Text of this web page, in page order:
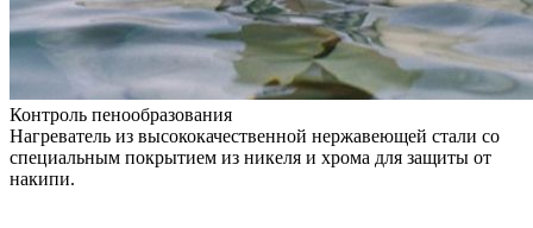
Контроль пенообразования
Нагреватель из высококачественной нержавеющей стали со
специальным покрытием из никеля и хрома для защиты от
накипи.